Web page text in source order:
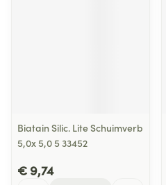
Biatain Silic. Lite Schuimverb
5,0x 5,0 5 33452
€ 9,74